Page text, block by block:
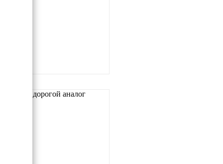
Самый дорогой аналог